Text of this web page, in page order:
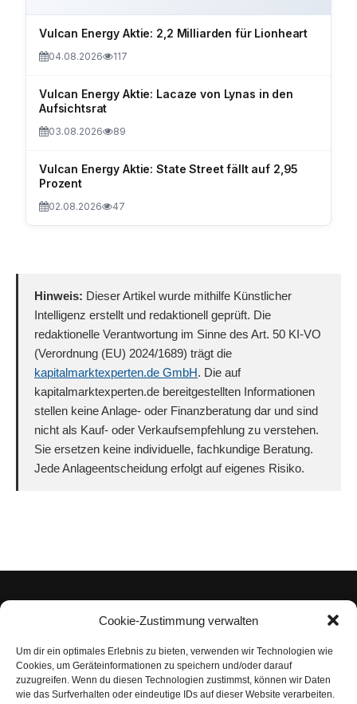
Cookie-Zustimmung verwalten
Um dir ein optimales Erlebnis zu bieten, verwenden wir Technologien wie
Cookies, um Geräteinformationen zu speichern und/oder darauf
zuzugreifen. Wenn du diesen Technologien zustimmst, können wir Daten
wie das Surfverhalten oder eindeutige IDs auf dieser Website verarbeiten.
Vulcan Energy Aktie: 2,2 Milliarden für Lionheart
04.08.2026 117
Vulcan Energy Aktie: Lacaze von Lynas in den
Aufsichtsrat
03.08.2026 89
Vulcan Energy Aktie: State Street fällt auf 2,95
Prozent
02.08.2026 47
Hinweis: Dieser Artikel wurde mithilfe Künstlicher
Intelligenz erstellt und redaktionell geprüft. Die
redaktionelle Verantwortung im Sinne des Art. 50 KI-VO
(Verordnung (EU) 2024/1689) trägt die
kapitalmarktexperten.de GmbH. Die auf
kapitalmarktexperten.de bereitgestellten Informationen
stellen keine Anlage- oder Finanzberatung dar und sind
nicht als Kauf- oder Verkaufsempfehlung zu verstehen.
Sie ersetzen keine individuelle, fachkundige Beratung.
Jede Anlageentscheidung erfolgt auf eigenes Risiko.
Impressum
Datenschutzerklärung